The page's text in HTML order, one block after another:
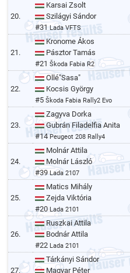
20.
Karsai Zsolt
Szilágyi Sándor
#31Lada VFTS
21.
Kronome Ákos
Pásztor Tamás
#21Škoda Fabia R2
22.
Ollé"Sasa"
Kocsis György
#5Škoda Fabia Rally2 Evo
23.
Zagyva Dorka
Gubrán Filadelfia Anita
#14Peugeot 208 Rally4
24.
Molnár Attila
Molnár László
#39Lada 2107
25.
Matics Mihály
Zejda Viktória
#20Lada 2101
26.
Ruszkai Attila
Bodnár Attila
#22 Lada 2101
27.
Tárkányi Sándor
Magyar Péter